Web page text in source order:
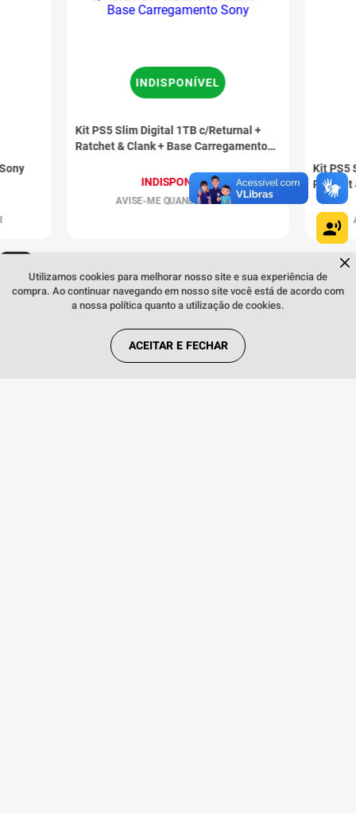
Fale comigo
clicando aqui
Kit PS5 Slim Digital 1TB c/Returnal +
Ratchet & Clank + Base Carregamento
INDISPONÍVEL
AVISE-ME QUANDO CHEGAR
INDISPONÍVEL
Kit PS5
Ratchet
Utilizamos cookies para melhorar nosso site e sua experiência de
compra. Ao continuar navegando em nosso site você está de acordo com
a nossa política quanto a utilização de cookies.
ACEITAR E FECHAR